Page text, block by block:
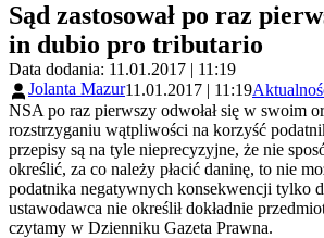
Sąd zastosował po raz
in dubio pro tributario
Data dodania: 11.01.2017 | 11:19
Jolanta Mazur11.01.2017 | 11:19
NSA po raz pierwszy odwołał się w swoim
rozstrzyganiu wątpliwości na korzyść
przepisy są na tyle nieprecyzyjne, że nie
określić, za co należy płacić daninę, to nie
podatnika negatywnych konsekwencji tylko
ustawodawca nie określił dokładnie
czytamy w Dzienniku Gazeta Prawna.